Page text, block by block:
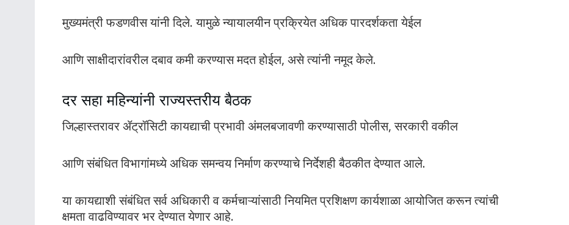
मुख्यमंत्री फडणवीस यांनी दिले. यामुळे न्यायालयीन प्रक्रियेत अधिक पारदर्शकता येईल
आणि साक्षीदारांवरील दबाव कमी करण्यास मदत होईल, असे त्यांनी नमूद केले.
दर सहा महिन्यांनी राज्यस्तरीय बैठक
जिल्हास्तरावर ॲट्रॉसिटी कायद्याची प्रभावी अंमलबजावणी करण्यासाठी पोलीस, सरकारी वकील
आणि संबंधित विभागांमध्ये अधिक समन्वय निर्माण करण्याचे निर्देशही बैठकीत देण्यात आले.
या कायद्याशी संबंधित सर्व अधिकारी व कर्मचाऱ्यांसाठी नियमित प्रशिक्षण कार्यशाळा आयोजित करून त्यांची
क्षमता वाढविण्यावर भर देण्यात येणार आहे.